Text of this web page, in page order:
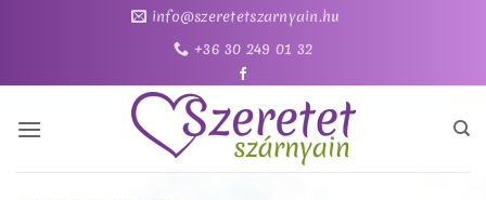
info@szeretetszarnyain.hu
+36 30 249 01 32